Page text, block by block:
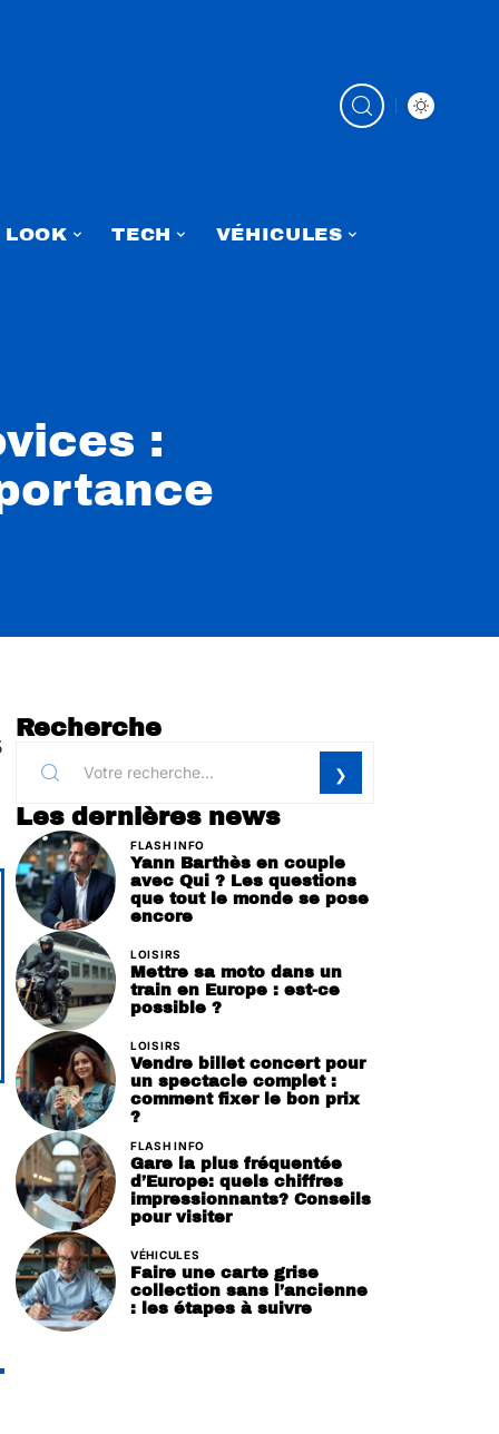
LOOK TECH VÉHICULES
:
Recherche
Les dernières news
FLASH INFO
Yann Barthès en couple
avec Qui ? Les questions
que tout le monde se pose
encore
LOISIRS
Mettre sa moto dans un
train en Europe : est-ce
possible ?
LOISIRS
Vendre billet concert pour
un spectacle complet :
comment fixer le bon prix
?
FLASH INFO
Gare la plus fréquentée
d’Europe: quels chiffres
impressionnants? Conseils
pour visiter
VÉHICULES
Faire une carte grise
collection sans l’ancienne
: les étapes à suivre